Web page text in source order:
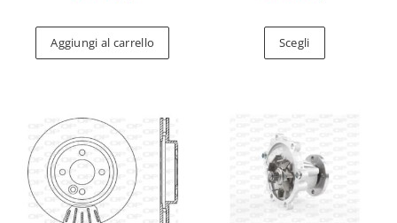
Aggiungi al carrello Scegli